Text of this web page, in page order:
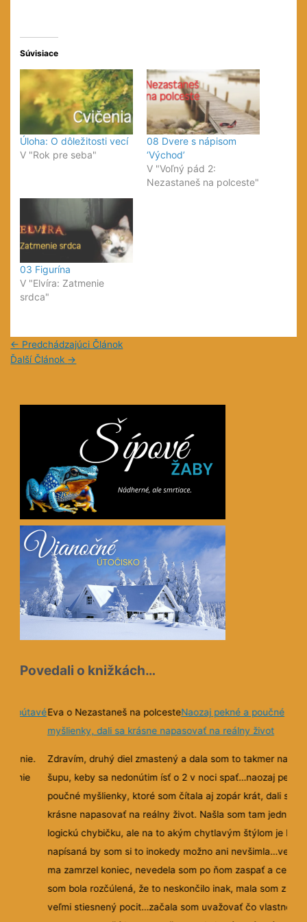
Súvisiace
Úloha: O dôležitosti vecí
V "Rok pre seba"
08 Dvere s nápisom
‘Východ’
V "Voľný pád 2:
Nezastaneš na polceste"
03 Figurína
V "Elvíra: Zatmenie
srdca"
← Predchádzajúci Článok
Ďalší Článok →
Povedali o knižkách…
a pútavé
nie
Eva o Nezastaneš na polcesteNaozaj pekné a poučné
myšlienky, dali sa krásne napasovať na reálny život
Zdravím, druhý diel zmastený a dala som to takmer na
šupu, keby sa nedonútim ísť o 2 v noci spať…naozaj pekné
poučné myšlienky, ktoré som čítala aj zopár krát, dali sa
krásne napasovať na reálny život. Našla som tam jednu
logickú chybičku, ale na to akým chytlavým štýlom je
napísaná by som si to inokedy možno ani nevšimla…veľmi
ma zamrzel koniec, nevedela som po ňom zaspať a celý
som bola rozčúlená, že to neskončilo inak, mala som z
veľmi stiesnený pocit…začala som uvažovať čo vlastne